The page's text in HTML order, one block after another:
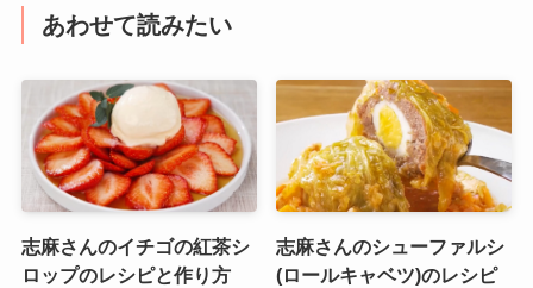
あわせて読みたい
志麻さんのイチゴの紅茶シ
ロップのレシピと作り方
志麻さんのシューファルシ
(ロールキャベツ)のレシピ